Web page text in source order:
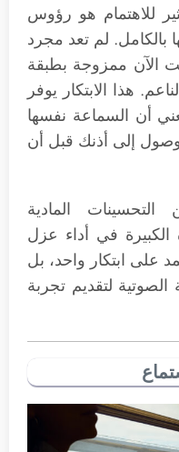
للاهتمام هو رؤوس
بالكامل. لم تعد مجرد
الآن ممزوجة بطبقة
هذا الابتكار يوفر
أن السماعة نفسها
إلى أذنك قبل أن
التحسينات المادية
الكبيرة في أداء عزل
على ابتكار واحد، بل
لتقديم تجربة